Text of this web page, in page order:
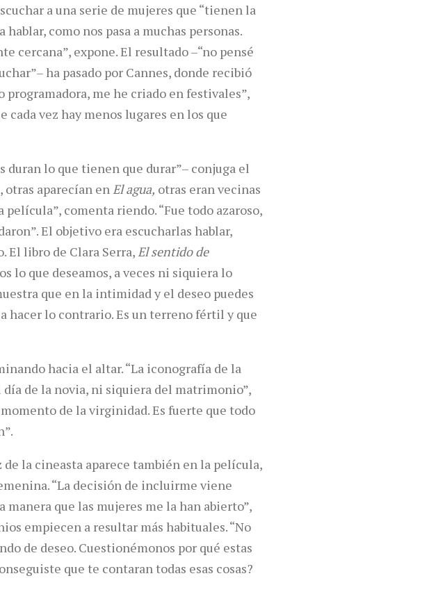
a una serie de mujeres que “tienen la
como nos pasa a muchas personas.
cercana”, expone. El resultado –“no pensé
ha pasado por Cannes, donde recibió
programadora, me he criado en festivales”,
cada vez hay menos lugares en los que
lo que tienen que durar”– conjuga el
otras aparecían en El agua, otras eran vecinas
comenta riendo. “Fue todo azaroso,
El objetivo era escucharlas hablar,
El libro de Clara Serra, El sentido de
lo que deseamos, a veces ni siquiera lo
que en la intimidad y el deseo puedes
hacer lo contrario. Es un terreno fértil y que
hacia el altar. “La iconografía de la
día de la novia, ni siquiera del matrimonio”,
de la virginidad. Es fuerte que todo
de la cineasta aparece también en la película,
“La decisión de incluirme viene
que las mujeres me la han abierto”,
empiecen a resultar más habituales. “No
de deseo. Cuestionémonos por qué estas
que te contaran todas esas cosas?